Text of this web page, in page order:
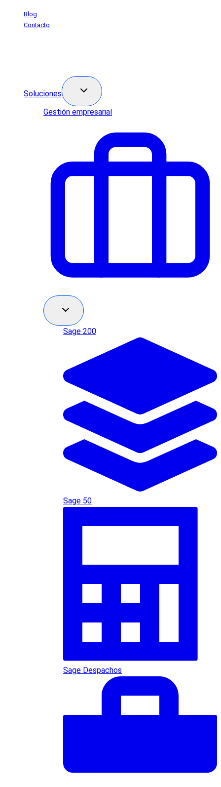
SaltarBlog
Contacto
Soluciones
Gestión empresarial
Sage 200
Sage 50
Sage Despachos